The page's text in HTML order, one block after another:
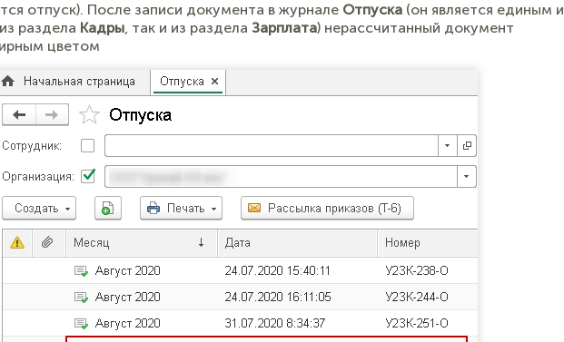
отпуск). После записи документа в журнале Отпуска(он является единым и
раздела Кадры, так и из раздела Зарплата) нерассчитанный документ
цветом